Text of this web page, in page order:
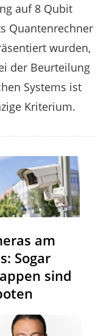
auf 8 Qubit
Quantenrechner
wurden,
der Beurteilung
Systems ist
Kriterium.
am
Sogar
sind